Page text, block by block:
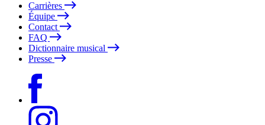
Carrières
Équipe
Contact
FAQ
Dictionnaire musical
Presse